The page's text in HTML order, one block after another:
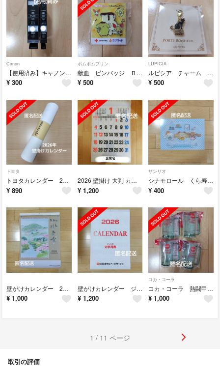
Canon
【使用済み】キャノン インク 380 381 黒 ブラック
¥ 300
ポムポムプリン
献血 ピンバッジ Ｂ型 けんけつちゃん✕ポムポムプリン
¥ 500
LUPICIA
ルピシア チャーム 黒猫 ポルトボヌールオリジナルチャーム
¥ 500
トヨタ
トヨタカレンダー 2026 TOYOTA 壁がけカレンダー
¥ 890
2026 壁掛け 大判 カレンダー ジャンボ 文字月表 大きいサイズ
¥ 1,200
サンリオ
シナモロール くら寿司 クリアファイル
¥ 400
壁がけカレンダー 2026 山水文字 六曜
¥ 1,000
壁がけカレンダー ジャンボ 文字月表 大判 大きいサイズ
¥ 1,200
コカ・コーラ
コカ・コーラ 熱闘甲子園オリジナルジョッキ2025 ４個セット
¥ 1,000
1 / 11 ページ
取引の評価